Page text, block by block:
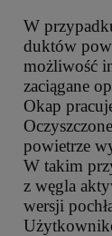
W
duktów
możliwość
zaciągane
Okap
powietrze
W takim
z węgla
wersji